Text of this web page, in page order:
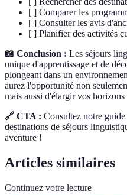
[ ] Comparer les
[ ] Consulter les avis
[ ] Planifier des activités
📖 Conclusion : Les séjours
unique d'apprentissage et de
plongeant dans un
aurez l'opportunité non
mais aussi d'élargir vos horizons
🔗 CTA : Consultez notre
destinations de séjours
aventure !
Articles similaires
Continuez votre lecture